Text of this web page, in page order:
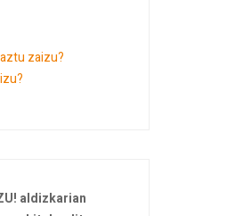
zaizu?
aldizkarian